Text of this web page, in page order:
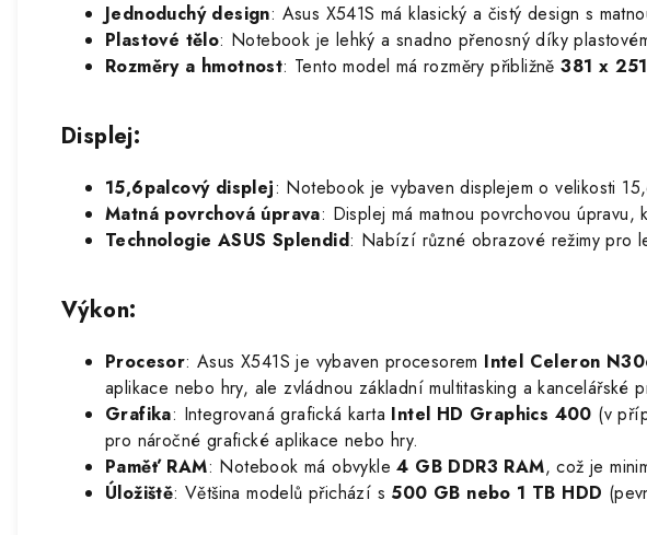
Jednoduchý design: Asus X541S má klasický a čistý design s
Plastové tělo: Notebook je lehký a snadno přenosný díky
Rozměry a hmotnost: Tento model má rozměry přibližně381 x
Displej:
15,6palcový displej: Notebook je vybaven displejem o velikosti
Matná povrchová úprava: Displej má matnou povrchovou úpravu,
Technologie ASUS Splendid: Nabízí různé obrazové režimy pro
Výkon:
Procesor: Asus X541S je vybaven procesorem Intel Celeron
aplikace nebo hry, ale zvládnou základní multitasking a kancelářské
Grafika: Integrovaná grafická karta Intel HD Graphics 400 (v
pro náročné grafické aplikace nebo hry.
Paměť RAM: Notebook má obvykle4 GB DDR3 RAM, což je
Úložiště: Většina modelů přichází s 500 GB nebo 1 TB HDD